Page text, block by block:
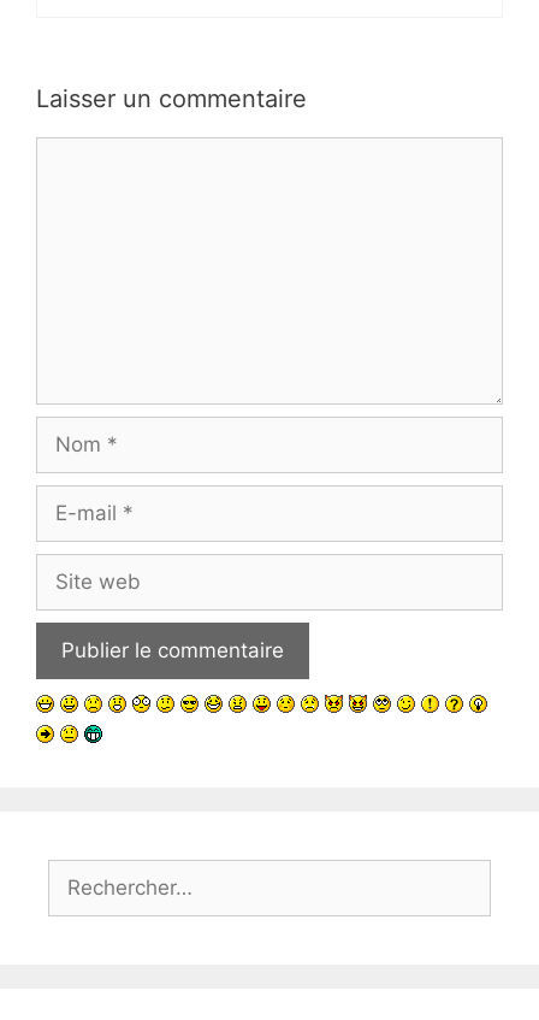
Laisser un commentaire
Nom
Site
web
Rechercher :